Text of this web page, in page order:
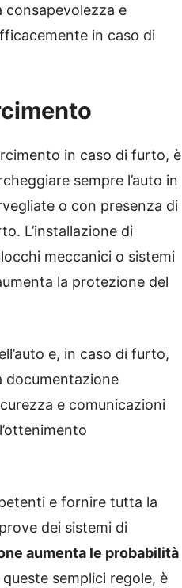
consapevolezza e
in caso di
in caso di furto, è
sempre l’auto in
o con presenza di
L’installazione di
meccanici o sistemi
la protezione del
e, in caso di furto,
documentazione
e comunicazioni
e fornire tutta la
dei sistemi di
aumenta le probabilità
semplici regole, è